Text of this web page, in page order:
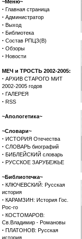
~Меню~
· Главная страница
· Администратор
· Выход
· Библиотека
· Состав РПЦЗ(В)
· Обзоры
· Новости
МЕЧ и ТРОСТЬ 2002-2005:
· АРХИВ СТАРОГО МИТ
2002-2005 годов
· ГАЛЕРЕЯ
· RSS
~Апологетика~
~Словари~
· ИСТОРИЯ Отечества
· СЛОВАРЬ биографий
· БИБЛЕЙСКИЙ словарь
· РУССКОЕ ЗАРУБЕЖЬЕ
~Библиотечка~
· КЛЮЧЕВСКИЙ: Русская
история
· КАРАМЗИН: История Гос.
Рос-го
· КОСТОМАРОВ:
Св.Владимир - Романовы
· ПЛАТОНОВ: Русская
история